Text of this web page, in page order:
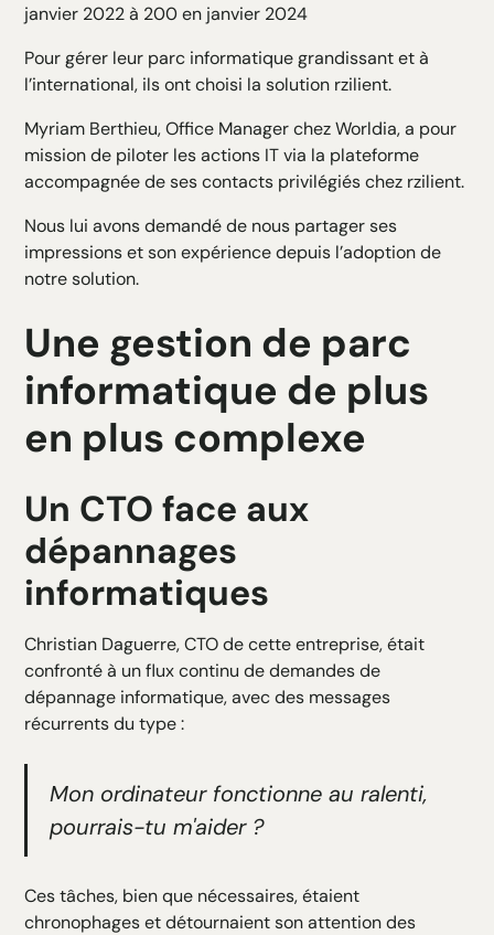
janvier 2022 à 200 en janvier 2024
Pour gérer leur parc informatique grandissant et à
l’international, ils ont choisi la solution rzilient.
Myriam Berthieu, Office Manager chez Worldia, a pour
mission de piloter les actions IT via la plateforme
accompagnée de ses contacts privilégiés chez rzilient.
Nous lui avons demandé de nous partager ses
impressions et son expérience depuis l’adoption de
notre solution.
Une gestion de parc
informatique de plus
en plus complexe
Un CTO face aux
dépannages
informatiques
Christian Daguerre, CTO de cette entreprise, était
confronté à un flux continu de demandes de
dépannage informatique, avec des messages
récurrents du type :
Mon ordinateur fonctionne au ralenti,
pourrais-tu m'aider ?
Ces tâches, bien que nécessaires, étaient
chronophages et détournaient son attention des